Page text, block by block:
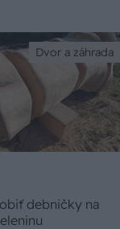
Dvor a záhrada
debničky na